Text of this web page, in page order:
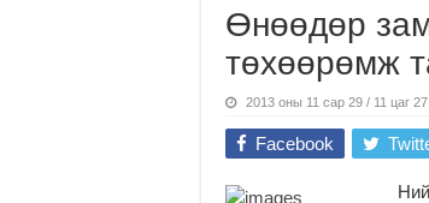
Өнөөдөр
төхөөрөмж
2013 оны 11 сар 29 / 11 цаг
Facebook